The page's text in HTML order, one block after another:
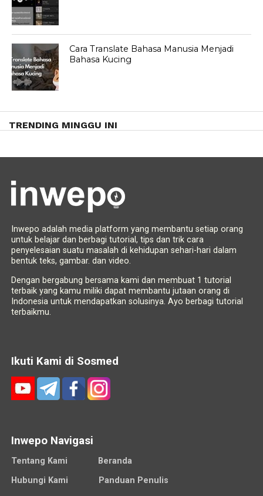
Cara Translate Bahasa Manusia Menjadi
Bahasa Kucing
TRENDING MINGGU INI
Inwepo adalah media platform yang membantu setiap orang
untuk belajar dan berbagi tutorial, tips dan trik cara
penyelesaian suatu masalah di kehidupan sehari-hari dalam
bentuk teks, gambar. dan video.
Dengan bergabung bersama kami dan membuat 1 tutorial
terbaik yang kamu miliki dapat membantu jutaan orang di
Indonesia untuk mendapatkan solusinya. Ayo berbagi tutorial
terbaikmu.
Ikuti Kami di Sosmed
Inwepo Navigasi
Tentang Kami
Beranda
Hubungi Kami
Panduan Penulis